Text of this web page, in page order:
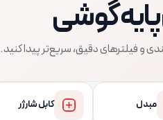
گوشی
و فیلترهای دقیق، سریع‌تر پیدا کنید.
مبدل کابل شارژر